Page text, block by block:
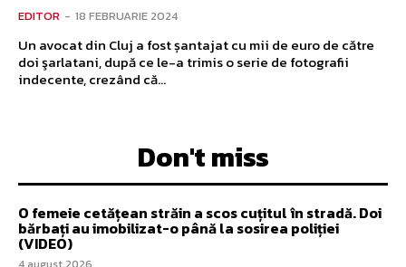
EDITOR - 18 FEBRUARIE 2024
Un avocat din Cluj a fost șantajat cu mii de euro de către
doi şarlatani, după ce le-a trimis o serie de fotografii
indecente, crezând că...
Don't miss
O femeie cetățean străin a scos cuțitul în stradă. Doi
bărbați au imobilizat-o până la sosirea poliției
(VIDEO)